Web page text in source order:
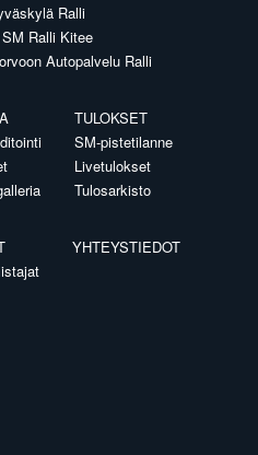
Ralli
Ralli Kitee
Autopalvelu Ralli
TULOKSET
SM-pistetilanne
Livetulokset
Tulosarkisto
YHTEYSTIEDOT